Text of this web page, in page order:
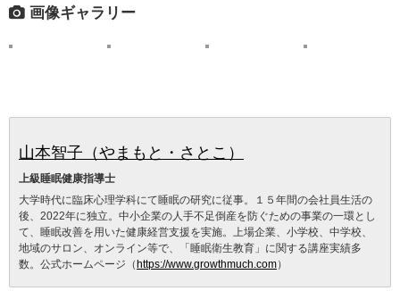
画像ギャラリー
山本智子（やまもと・さとこ）
上級睡眠健康指導士
大学時代に臨床心理学科にて睡眠の研究に従事。１５年間の会社員生活の
後、2022年に独立。中小企業の人手不足倒産を防ぐための事業の一環とし
て、睡眠改善を用いた健康経営支援を実施。上場企業、小学校、中学校、
地域のサロン、オンライン等で、「睡眠衛生教育」に関する講座実績多
数。公式ホームページ（ https://www.growthmuch.com）